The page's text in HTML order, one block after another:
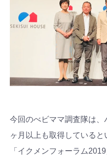
今回のべビママ調査隊は
ヶ月以上も取得している
「イクメンフォーラム2019